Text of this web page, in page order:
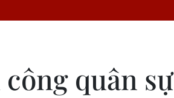
quân